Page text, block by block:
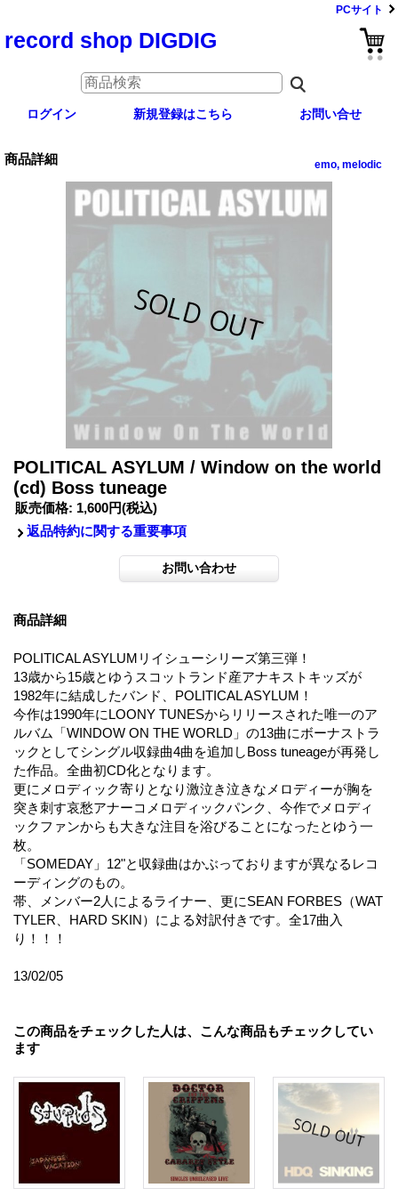
PCサイト
record shop DIGDIG
ログイン 新規登録はこちら お問い合せ
商品詳細 emo, melodic
POLITICAL ASYLUM / Window on the world
(cd) Boss tuneage
販売価格: 1,600円(税込)
返品特約に関する重要事項
商品詳細
POLITICAL ASYLUMリイシューシリーズ第三弾！
13歳から15歳とゆうスコットランド産アナキストキッズが
1982年に結成したバンド、POLITICAL ASYLUM！
今作は1990年にLOONY TUNESからリリースされた唯一のア
ルバム「WINDOW ON THE WORLD」の13曲にボーナストラ
ックとしてシングル収録曲4曲を追加しBoss tuneageが再発し
た作品。全曲初CD化となります。
更にメロディック寄りとなり激泣き泣きなメロディーが胸を
突き刺す哀愁アナーコメロディックパンク、今作でメロディ
ックファンからも大きな注目を浴びることになったとゆう一
枚。
「SOMEDAY」12"と収録曲はかぶっておりますが異なるレコ
ーディングのもの。
帯、メンバー2人によるライナー、更にSEAN FORBES（WAT
TYLER、HARD SKIN）による対訳付きです。全17曲入
り！！！
13/02/05
この商品をチェックした人は、こんな商品もチェックしてい
ます